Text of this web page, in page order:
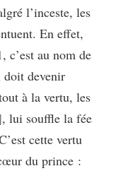
l’inceste, les
En effet,
c’est au nom de
doit devenir
à la vertu, les
, lui souffle la fée
cette vertu
du prince :